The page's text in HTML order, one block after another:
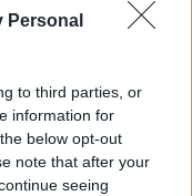
Personal
to third parties, or
information for
below opt-out
note that after your
seeing
okres Jihlava)
• obsluha CNC strojů •
příspěvek na ubytování
zařízení údržby (m/ž) (tř.